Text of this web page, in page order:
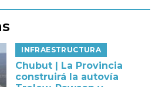
INFRAESTRUCTURA
Chubut | La Provincia
construirá la autovía